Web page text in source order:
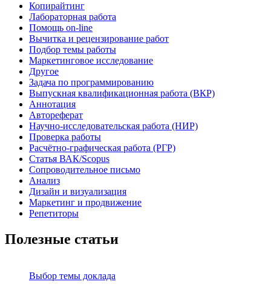
Копирайтинг
Лабораторная работа
Помощь on-line
Вычитка и рецензирование работ
Подбор темы работы
Маркетинговое исследование
Другое
Задача по программированию
Выпускная квалификационная работа (ВКР)
Аннотация
Автореферат
Научно-исследовательская работа (НИР)
Проверка работы
Расчётно-графическая работа (РГР)
Статья ВАК/Scopus
Сопроводительное письмо
Анализ
Дизайн и визуализация
Маркетинг и продвижение
Репетиторы
Полезные статьи
Выбор темы доклада